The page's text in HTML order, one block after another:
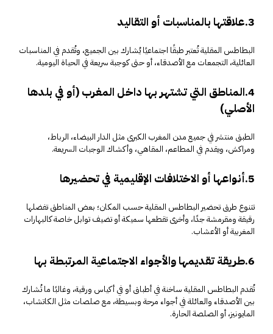
3.علاقتها بالمناسبات أو التقاليد
البطاطس المقلية تُعتبر طبقًا اجتماعيًا يُشارك بين الجميع، وتُقدم في المناسبات
العائلية، التجمعات مع الأصدقاء، أو حتى كوجبة سريعة في الحياة اليومية.
4.المناطق التي تشتهر بها داخل المغرب (أو في بلدها
الأصلي)
الطبق منتشر في جميع مدن المغرب الكبرى مثل الدار البيضاء، الرباط،
ومراكش، ويقدم في المطاعم، المقاهي، وأكشاك الوجبات السريعة.
5.أنواعها أو الاختلافات الإقليمية في تحضيرها
تتنوع طرق تحضير البطاطس المقلية حسب المكان؛ بعض المناطق تفضلها
رقيقة ومقرمشة جدًا، وأخرى تقطعها سميكة أو تضيف توابل خاصة كالبهارات
المغربية أو الأعشاب.
6.طريقة تقديمها والأجواء الاجتماعية المرتبطة بها
تُقدم البطاطس المقلية ساخنة في أطباق أو في أكياس ورقية، وغالبًا ما تُشارك
بين الأصدقاء والعائلة في أجواء مرحة وبسيطة، مع صلصات مثل الكاتشاب،
المايونيز، أو الصلصة الحارة.